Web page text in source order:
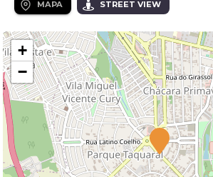
MAPA STREET VIEW
+
−